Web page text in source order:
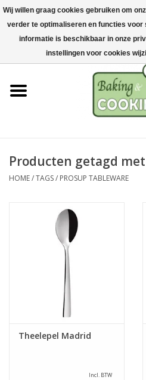
Home
Bak-& kookgerei
Machines & onderdelen
Chocolade & ijsbereiding
Hygiëne & opslag
Grondstoffen & Presentatie
Producten getagd
HOME/TAGS/ PROSUP TABLEWARE
Theelepel Madrid
Incl. BTW
Wij willen graag cookies gebruiken om
verder te optimaliseren en functies voor
informatie is beschikbaar in onze
instellingen voor cookies